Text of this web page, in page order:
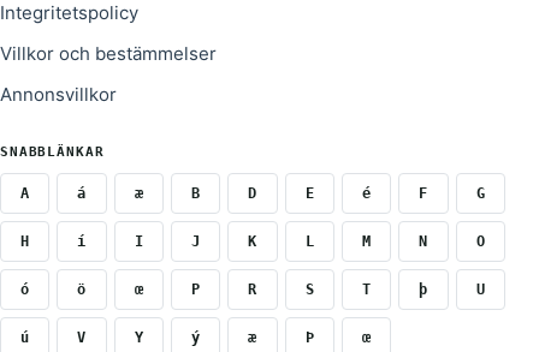
Integritetspolicy
Villkor och bestämmelser
Annonsvillkor
SNABBLÄNKAR
A á æ B D E é F G
H í I J K L M N O
ó ö œ P R S T þ U
ú V Y ý æ Þ œ